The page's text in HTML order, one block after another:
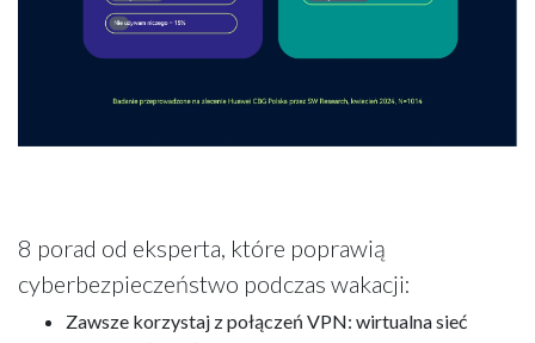
8 porad od eksperta, które poprawią
cyberbezpieczeństwo podczas wakacji:
Zawsze korzystaj z połączeń VPN: wirtualna sieć